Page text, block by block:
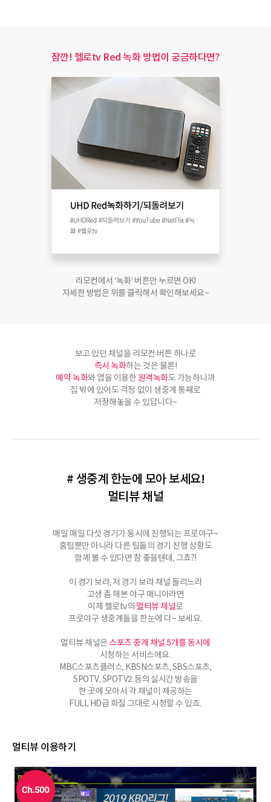
잠깐! 헬로tv Red 녹화 방법이 궁금하다면?
리모컨에서 ‘녹화’ 버튼만 누르면 OK!
자세한 방법은 위를 클릭해서 확인해보세요~
보고 있던 채널을 리모컨 버튼 하나로
즉시 녹화하는 것은 물론!
예약 녹화와 앱을 이용한 원격녹화도 가능하니까
집 밖에 있어도 걱정 없이 생중계 통째로
저장해놓을 수 있답니다~
# 생중계 한눈에 모아 보세요!
멀티뷰 채널
매일 매일 다섯 경기가 동시에 진행되는 프로야구~
홈팀뿐만 아니라 다른 팀들의 경기 진행 상황도
함께 볼 수 있다면 참 좋을텐데, 그쵸?!
이 경기 보랴, 저 경기 보랴 채널 돌리느라
고생 좀 해본 야구 매니아라면
이제 헬로tv의 멀티뷰 채널로
프로야구 생중계들을 한눈에 다~ 보세요.
멀티뷰 채널은스포츠 중계 채널 5개를 동시에
시청하는 서비스에요.
MBC스포츠플러스, KBSN스포츠, SBS스포츠,
SPOTV, SPOTV2 등의 실시간 방송을
한 곳에 모아서 각 채널이 제공하는
FULL HD급 화질 그대로 시청할 수 있죠.
멀티뷰 이용하기